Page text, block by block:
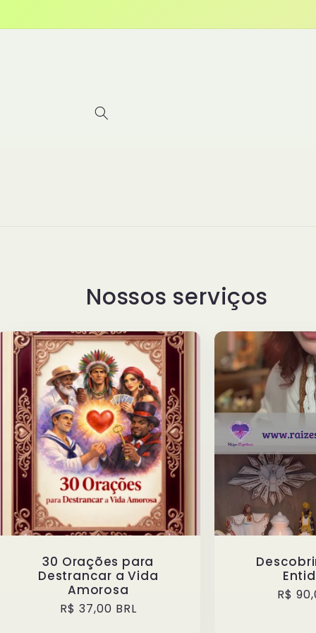
conteúdo
Nossos serviços
30 Orações para
Destrancar a Vida
Amorosa
Preço
R$ 37,00 BRL
Preço
R$